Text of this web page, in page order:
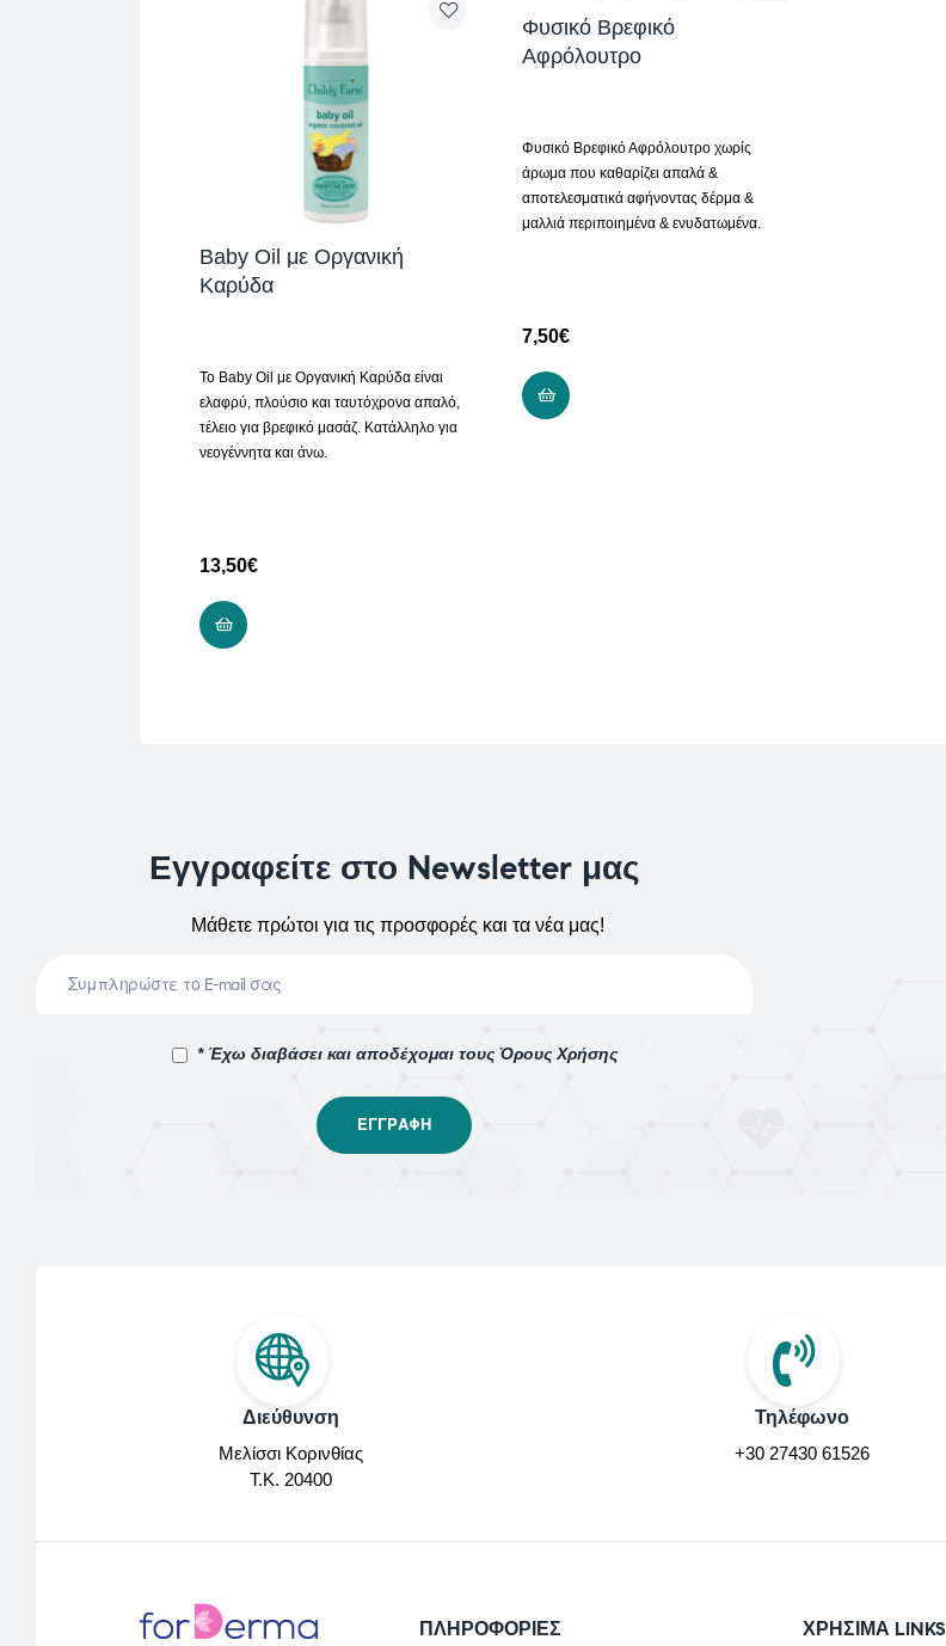
Baby Oil με Οργανική
Καρύδα
Το Baby Oil με Οργανική Καρύδα είναι
ελαφρύ, πλούσιο και ταυτόχρονα απαλό,
τέλειο για βρεφικό μασάζ. Κατάλληλο για
νεογέννητα και άνω.
13,50€
Φυσικό Βρεφικό
Αφρόλουτρο
Φυσικό Βρεφικό Αφρόλουτρο χωρίς
άρωμα που καθαρίζει απαλά &
αποτελεσματικά αφήνοντας δέρμα &
μαλλιά περιποιημένα & ενυδατωμένα.
7,50€
Εγγραφείτε στο Newsletter μας
Μάθετε πρώτοι για τις προσφορές και τα νέα μας!
* Έχω διαβάσει και αποδέχομαι τους Όρους Χρήσης
Διεύθυνση
Μελίσσι Κορινθίας
Τ.Κ. 20400
Τηλέφωνο
+30 27430 61526
ΠΛΗΡΟΦΟΡΙΕΣ ΧΡΉΣΙΜΑ LINKS